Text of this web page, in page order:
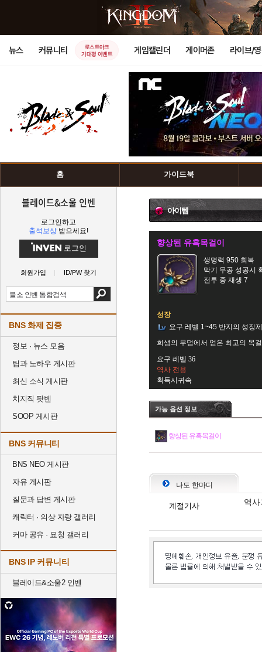
뉴스 커뮤니티
로스트아크
기대평 이벤트
게임캘린더 게이머존 라이브/
홈 가이드북
블레이드&소울 인벤
로그인하고
출석보상 받으세요!
로그인
회원가입 ID/PW 찾기
BNS 화제 집중
정보 · 뉴스 모음
팁과 노하우 게시판
최신 소식 게시판
치지직 팟벤
SOOP 게시판
BNS 커뮤니티
BNS NEO 게시판
자유 게시판
질문과 답변 게시판
캐릭터 · 의상 자랑 갤러리
커마 공유 · 요청 갤러리
BNS IP 커뮤니티
블레이드&소울2 인벤
아이템
향상된 유혹목걸이
생명력 950 회복
막기 무공 성공시
전투 중 재생 7
성장
요구 레벨 1~45 반지의 성장
희생의 무덤에서 얻은 최고의 목
요구 레벨 36
역사 전용
획득시귀속
가능 옵션 정보
향상된 유혹목걸이
나도 한마디
계절기사 역사